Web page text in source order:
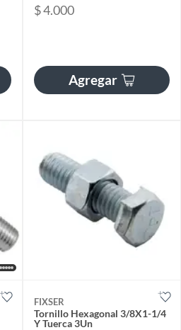
$ 4.000
Agregar
FIXSER
Tornillo Hexagonal 3/8X1-1/4
Y Tuerca 3Un